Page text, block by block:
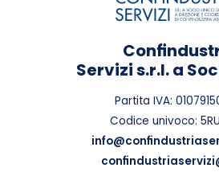
Servizi s.r.l. a
Partita IVA:
Codice univoco: